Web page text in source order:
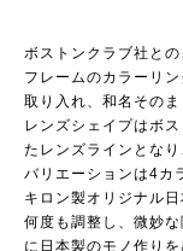
ボストンクラブ社と
フレームのカラーリ
取り入れ、和名その
レンズシェイプはボ
たレンズラインとな
バリエーションは4カ
キロン製オリジナル
何度も調整し、微妙
に日本製のモノ作り